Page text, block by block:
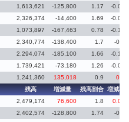
1,613,621 -125,800 1.17
-0.09
2,326,374 -14,400 1.69
-0.01
1,073,897 -167,463 0.78
-0.12
2,340,774 -138,400 1.7
-0.1
2,294,074 -185,100 1.66
-0.14
1,739,421 -73,180 1.26
-0.05
1,241,360 135,018 0.9
0.1
残高 増減量 残高割合 増減率
2,479,174 76,600 1.8
0.06
2,402,574 -128,800 1.74
-0.1